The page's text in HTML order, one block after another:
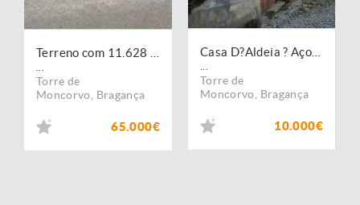
Torre de
Moncorvo
Bragança
65.000€
Torre de
Moncorvo
Bragança
10.000€